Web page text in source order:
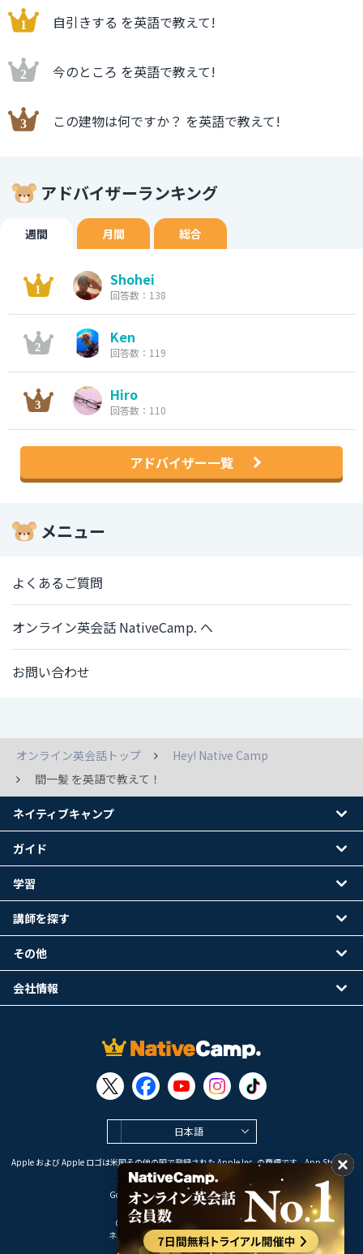
自引きする を英語で教えて!
今のところ を英語で教えて!
この建物は何ですか？ を英語で教えて!
アドバイザーランキング
週間 月間 総合
Shohei
回答数：138
Ken
回答数：119
Hiro
回答数：110
アドバイザー一覧
メニュー
よくあるご質問
オンライン英会話 NativeCamp. へ
お問い合わせ
オンライン英会話トップ
Hey! Native Camp
間一髪 を英語で教えて！
日本語
Apple および Apple ロゴは米国その他の国で登録された Apple Inc. の商標です。App Store は
Apple Inc. のサービスマークです。
Google Play は Google LLC の商標です。
Copyright © 2026 オンライン英会話
ネイティブキャンプ All Rights Reserved.
ネイティブキャンプ
ガイド
学習
講師を探す
その他
会社情報